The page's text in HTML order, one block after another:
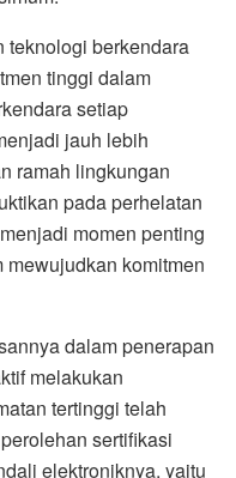
momen penting
komitmen
dalam penerapan
melakukan
tertinggi telah
sertifikasi
elektroniknya, yaitu
itu, baterai mobil listrik
terketat di
menguji keamanan
korslet, kedap debu,
garam, terendam
guncangan.